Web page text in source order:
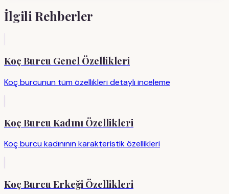
İlgili Rehberler
Koç Burcu Genel Özellikleri
Koç burcunun tüm özellikleri detaylı inceleme
Koç Burcu Kadını Özellikleri
Koç burcu kadınının karakteristik özellikleri
Koç Burcu Erkeği Özellikleri